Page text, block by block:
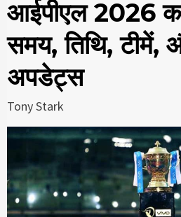
आईपीएल 2026
समय, तिथि, टीमें,
अपडेट्स
Tony Stark